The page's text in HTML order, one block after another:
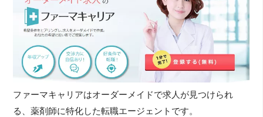
ファーマキャリアはオーダーメイドで求人が見つけられ
る、薬剤師に特化した転職エージェントです。